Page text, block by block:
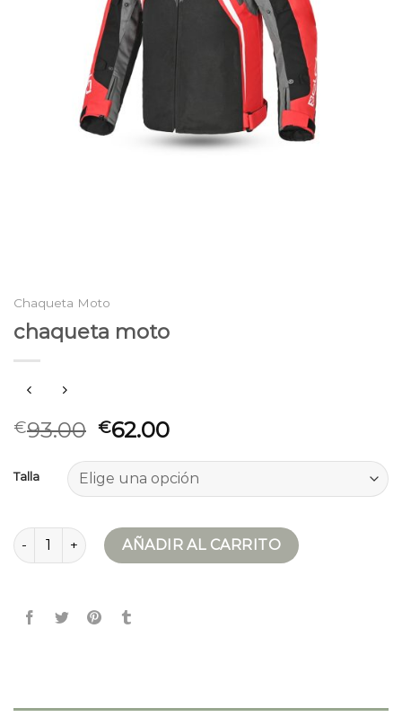
Chaqueta Moto
chaqueta moto
€93.00 €62.00
Talla
chaqueta moto cantidadAÑADIR AL CARRITO